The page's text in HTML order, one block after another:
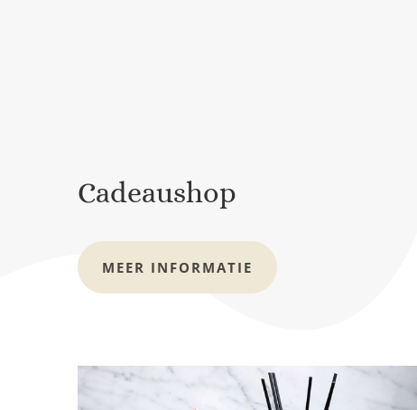
Cadeaushop
MEER INFORMATIE